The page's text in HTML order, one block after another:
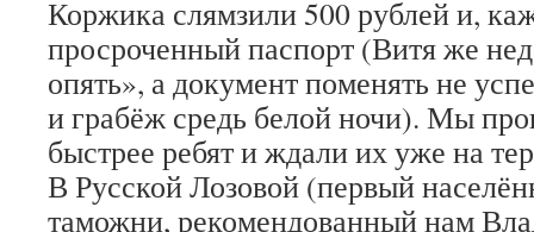
Коржика слямзили 500 рублей и,
просроченный паспорт (Витя же
опять», а документ поменять не
и грабёж средь белой ночи). Мы
быстрее ребят и ждали их уже на
В Русской Лозовой (первый
таможни, рекомендованный нам